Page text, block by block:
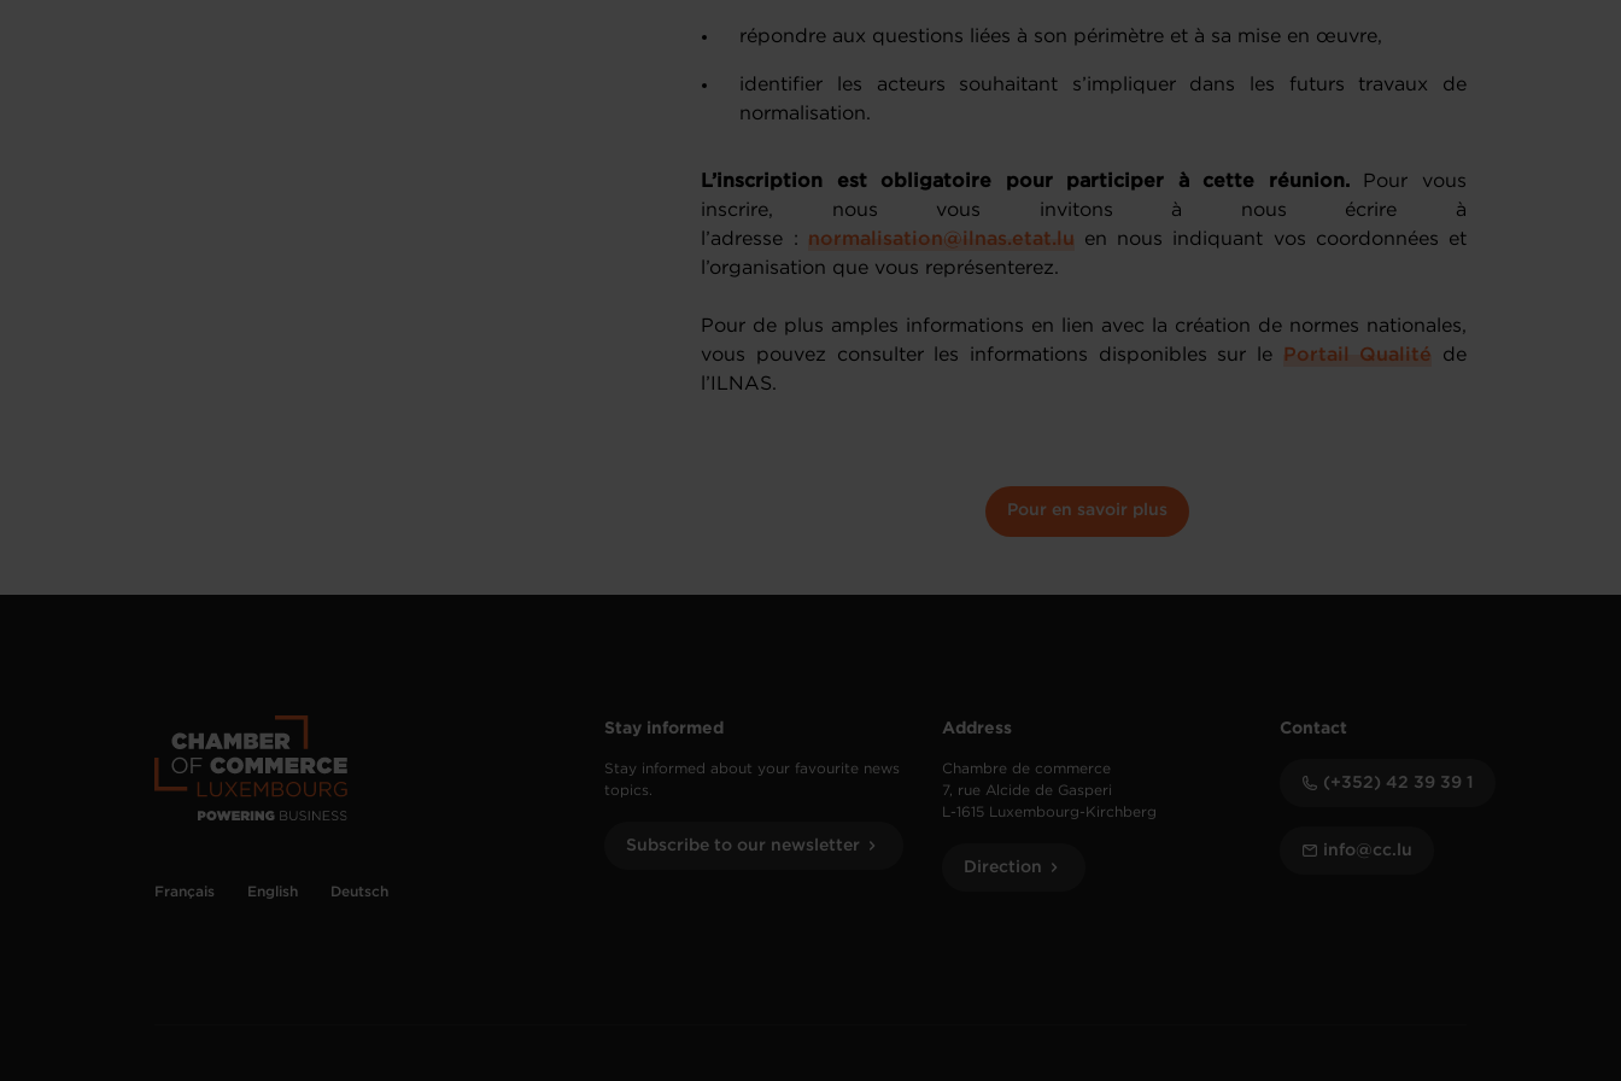
répondre aux questions liées à son périmètre et à sa mise en œuvre,
identifier les acteurs souhaitant s’impliquer dans les futurs travaux de
normalisation.
L’inscription est obligatoire pour participer à cette réunion.Pour vous
inscrire, nous vous invitons à nous écrire à
l’adresse : normalisation@ilnas.etat.lu en nous indiquant vos coordonnées et
l’organisation que vous représenterez.
Pour de plus amples informations en lien avec la création de normes nationales,
vous pouvez consulter les informations disponibles sur le
Portail Qualité de
l’ILNAS.
Pour en savoir plus
Français English Deutsch
Stay informed
Stay informed about your favourite news
topics.
Subscribe to our newsletter
Address
Chambre de commerce
7, rue Alcide de Gasperi
L-1615 Luxembourg-Kirchberg
Direction
Contact
(+352) 42 39 39 1
info@cc.lu